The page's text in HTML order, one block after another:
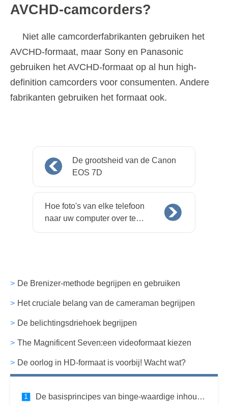
AVCHD-camcorders?
Niet alle camcorderfabrikanten gebruiken het
AVCHD-formaat, maar Sony en Panasonic
gebruiken het AVCHD-formaat op al hun high-
definition camcorders voor consumenten. Andere
fabrikanten gebruiken het formaat ook.
De grootsheid van de Canon
EOS 7D
Hoe foto's van elke telefoon
naar uw computer over te
zetten
De Brenizer-methode begrijpen en gebruiken
Het cruciale belang van de cameraman begrijpen
De belichtingsdriehoek begrijpen
The Magnificent Seven:een videoformaat kiezen
De oorlog in HD-formaat is voorbij! Wacht wat?
De basisprincipes van binge-waardige inhoud begrijpen